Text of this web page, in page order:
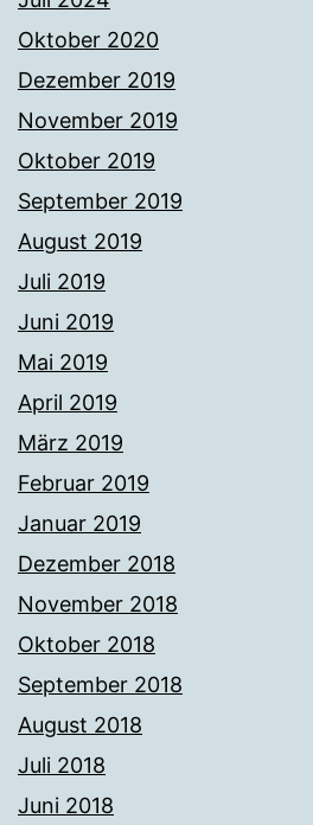
Oktober 2020
Dezember 2019
November 2019
Oktober 2019
September 2019
August 2019
Juli 2019
Juni 2019
Mai 2019
April 2019
März 2019
Februar 2019
Januar 2019
Dezember 2018
November 2018
Oktober 2018
September 2018
August 2018
Juli 2018
Juni 2018